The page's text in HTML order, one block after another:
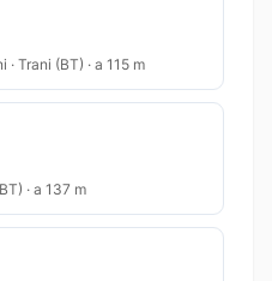
Trani (BT) · a 115 m
· a 137 m